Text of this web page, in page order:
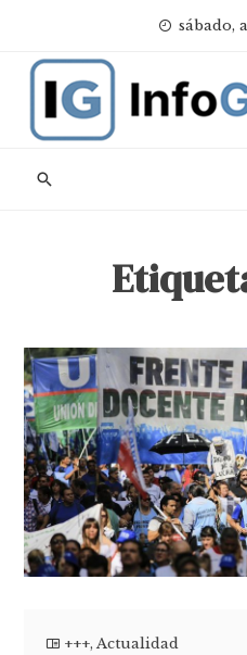
content
sábado,
+++,Actualidad